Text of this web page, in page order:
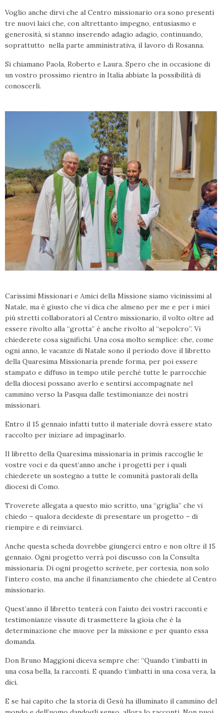
Voglio anche dirvi che al Centro missionario ora sono presenti
tre nuovi laici che, con altrettanto impegno, entusiasmo e
generosità, si stanno inserendo adagio adagio, continuando,
soprattutto nella parte amministrativa, il lavoro di Rosanna.
Si chiamano Paola, Roberto e Laura. Spero che in occasione di
un vostro prossimo rientro in Italia abbiate la possibilità di
conoscerli.
Carissimi Missionari e Amici della Missione siamo vicinissimi al
Natale, ma è giusto che vi dica che almeno per me e per i miei
più stretti collaboratori al Centro missionario, il volto oltre ad
essere rivolto alla “grotta” è anche rivolto al “sepolcro”. Vi
chiederete cosa significhi. Una cosa molto semplice: che, come
ogni anno, le vacanze di Natale sono il periodo dove il libretto
della Quaresima Missionaria prende forma, per poi essere
stampato e diffuso in tempo utile perché tutte le parrocchie
della diocesi possano averlo e sentirsi accompagnate nel
cammino verso la Pasqua dalle testimonianze dei nostri
missionari.
Entro il 15 gennaio infatti tutto il materiale dovrà essere stato
raccolto per iniziare ad impaginarlo.
Il libretto della Quaresima missionaria in primis raccoglie le
vostre voci e da quest’anno anche i progetti per i quali
chiederete un sostegno a tutte le comunità pastorali della
diocesi di Como.
Troverete allegata a questo mio scritto, una “griglia” che vi
chiedo – qualora decideste di presentare un progetto – di
riempire e di reinviarci.
Anche questa scheda dovrebbe giungerci entro e non oltre il 15
gennaio. Ogni progetto verrà poi discusso con la Consulta
missionaria. Di ogni progetto scrivete, per cortesia, non solo
l’intero costo, ma anche il finanziamento che chiedete al Centro
missionario.
Quest’anno il libretto tenterà con l’aiuto dei vostri racconti e
testimonianze vissute di trasmettere la gioia che è la
determinazione che muove per la missione e per quanto essa
domanda.
Don Bruno Maggioni diceva sempre che: “Quando t’imbatti in
una cosa bella, la racconti. E quando t’imbatti in una cosa vera, la
dici.
E se hai capito che la storia di Gesù ha illuminato il cammino del